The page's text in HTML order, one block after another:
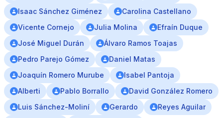
Isaac Sánchez Giménez
Carolina Castellano
Vicente Cornejo
Julia Molina
Efraín Duque
José Miguel Durán
Álvaro Ramos Toajas
Pedro Parejo Gómez
Daniel Matas
Joaquín Romero Murube
Isabel Pantoja
Alberti
Pablo Borrallo
David González Romero
Luis Sánchez-Moliní
Gerardo
Reyes Aguilar